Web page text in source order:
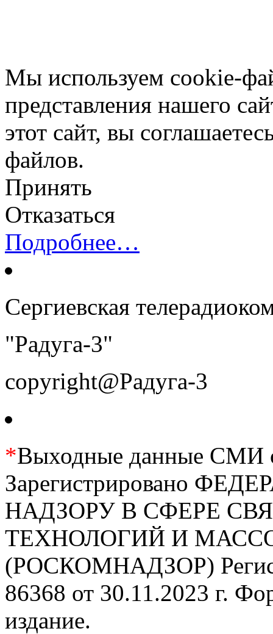
Мы используем cookie-
представления нашего
этот сайт, вы
файлов.
Принять
Отказаться
Подробнее…
Сергиевская
"Радуга-3"
copyright@Радуга-3
*Выходные данные СМИ
Зарегистрировано
НАДЗОРУ В СФЕРЕ
ТЕХНОЛОГИЙ И
(РОСКОМНАДЗОР)
86368 от 30.11.2023 г.
издание.